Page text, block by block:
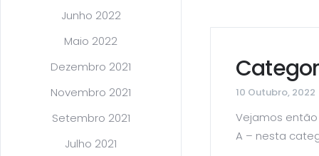
Junho 2022
Maio 2022
Dezembro 2021
Novembro 2021
Setembro 2021
Julho 2021
10 Outubro, 2022
Vejamos
A – nesta